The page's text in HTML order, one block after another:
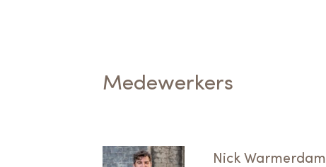
Medewerkers
Nick Warmerdam